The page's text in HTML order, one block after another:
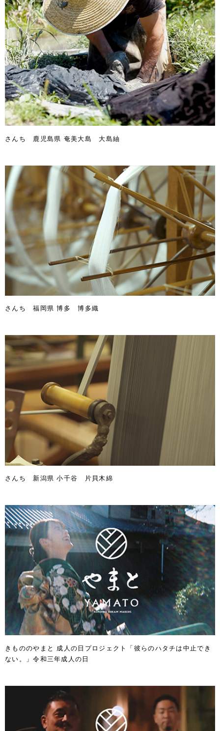
さんち 鹿児島県 奄美大島 大島紬
さんち 福岡県 博多 博多織
さんち 新潟県 小千谷 片貝木綿
きもののやまと 成人の日プロジェクト「彼らのハタチは中止でき
ない。」令和三年成人の日